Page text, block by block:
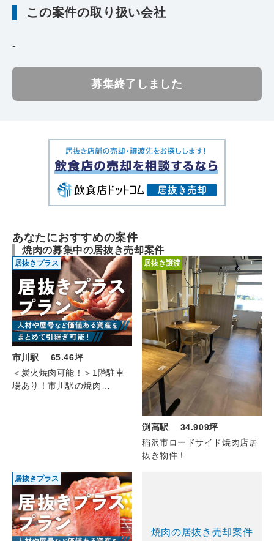
この案件の取り扱い会社
-
募集終了しました
あなたにおすすめの案件
焼肉の募集中の居抜き売却案件
居抜きプラス
市川駅 65.46坪
＜炭火焼肉可能！＞1階駐車
場あり！市川駅の焼肉
居抜き譲渡
渕高駅 34.909坪
稲沢市ロードサイド焼肉店居
抜き物件！
居抜きプラス
焼肉の居抜き売却案件